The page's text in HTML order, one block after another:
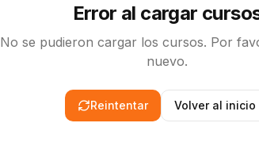
Error al cargar
No se pudieron cargar los cursos. Por
nuevo.
Reintentar Volver al inicio